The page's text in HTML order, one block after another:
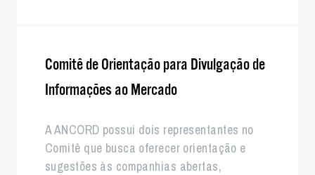
Comitê de Orientação para Divulgação de
Informações ao Mercado
A ANCORD possui dois representantes no
Comitê que busca oferecer orientação e
sugestões às companhias abertas,